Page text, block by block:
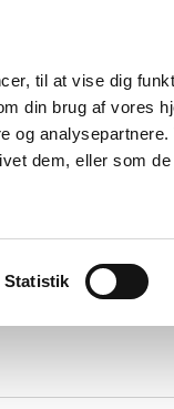
til at vise dig
din brug af vores
og
dem, eller som
Statistik
Nyheder Om os
Apoteker og